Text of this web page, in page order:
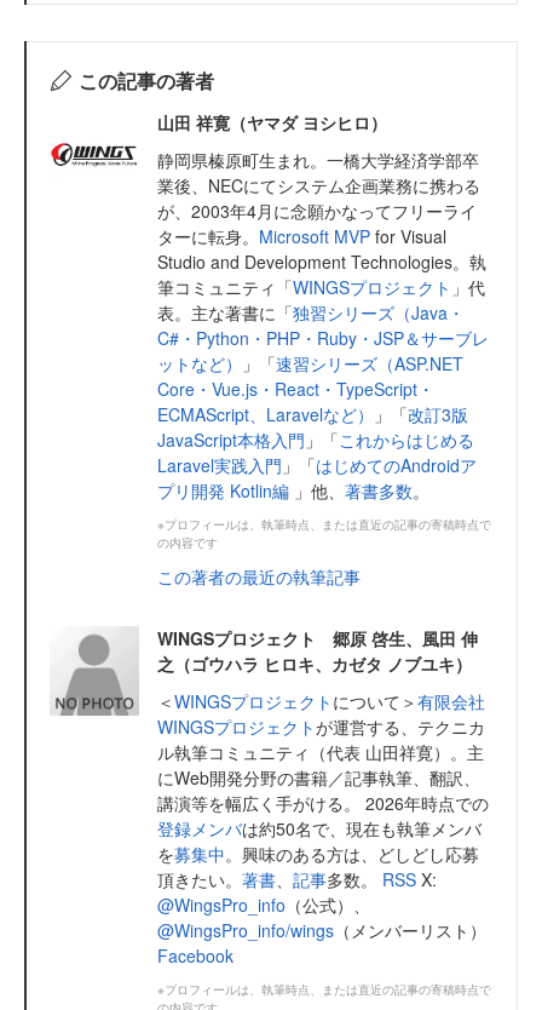
この記事の著者
山田 祥寛（ヤマダ ヨシヒロ）
静岡県榛原町生まれ。一橋大学経済学部卒
業後、NECにてシステム企画業務に携わる
が、2003年4月に念願かなってフリーライ
ターに転身。 Microsoft MVP for Visual
Studio and Development Technologies。執
筆コミュニティ「WINGSプロジェクト 」代
表。主な著書に「独習シリーズ（Java・
C#・Python・PHP・Ruby・JSP＆サーブレ
ットなど）
」「速習シリーズ（ASP.NET
Core・Vue.js・React・TypeScript・
ECMAScript、Laravelなど）
」「改訂3版
JavaScript本格入門 」「これからはじめる
Laravel実践入門 」「はじめてのAndroidア
プリ開発 Kotlin編 」他、 著書多数。
※プロフィールは、執筆時点、または直近の記事の寄稿時点で
の内容です
この著者の最近の執筆記事
WINGSプロジェクト 郷原 啓生、風田 伸
之（ゴウハラ ヒロキ、カゼタ ノブユキ）
＜WINGSプロジェクト について＞有限会社
WINGSプロジェクトが運営する、テクニカ
ル執筆コミュニティ（代表 山田祥寛）。主
にWeb開発分野の書籍／記事執筆、翻訳、
講演等を幅広く手がける。 2026年時点での
登録メンバは約50名で、現在も執筆メンバ
を募集中。興味のある方は、どしどし応募
頂きたい。 著書 記事多数。 RSS X:
@WingsPro_info （公式）、
@WingsPro_info/wings （メンバーリスト）
Facebook
※プロフィールは、執筆時点、または直近の記事の寄稿時点で